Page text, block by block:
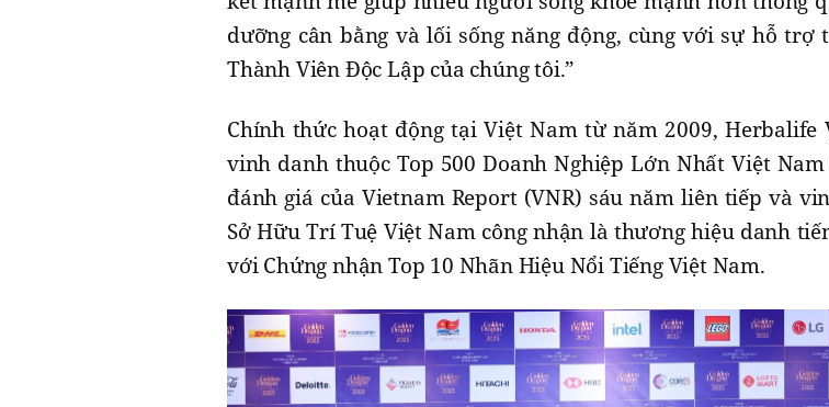
dưỡng cân bằng và lối sống năng động, cùng với sự hỗ trợ
Thành Viên Độc Lập của chúng tôi.”
Chính thức hoạt động tại Việt Nam từ năm 2009, Herbalife
vinh danh thuộc Top 500 Doanh Nghiệp Lớn Nhất Việt Nam
đánh giá của Vietnam Report (VNR) sáu năm liên tiếp và
Sở Hữu Trí Tuệ Việt Nam công nhận là thương hiệu danh
với Chứng nhận Top 10 Nhãn Hiệu Nổi Tiếng Việt Nam.